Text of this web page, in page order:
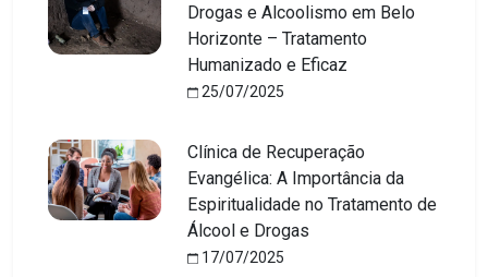
Drogas e Alcoolismo em Belo
Horizonte – Tratamento
Humanizado e Eficaz
25/07/2025
Clínica de Recuperação
Evangélica: A Importância da
Espiritualidade no Tratamento de
Álcool e Drogas
17/07/2025